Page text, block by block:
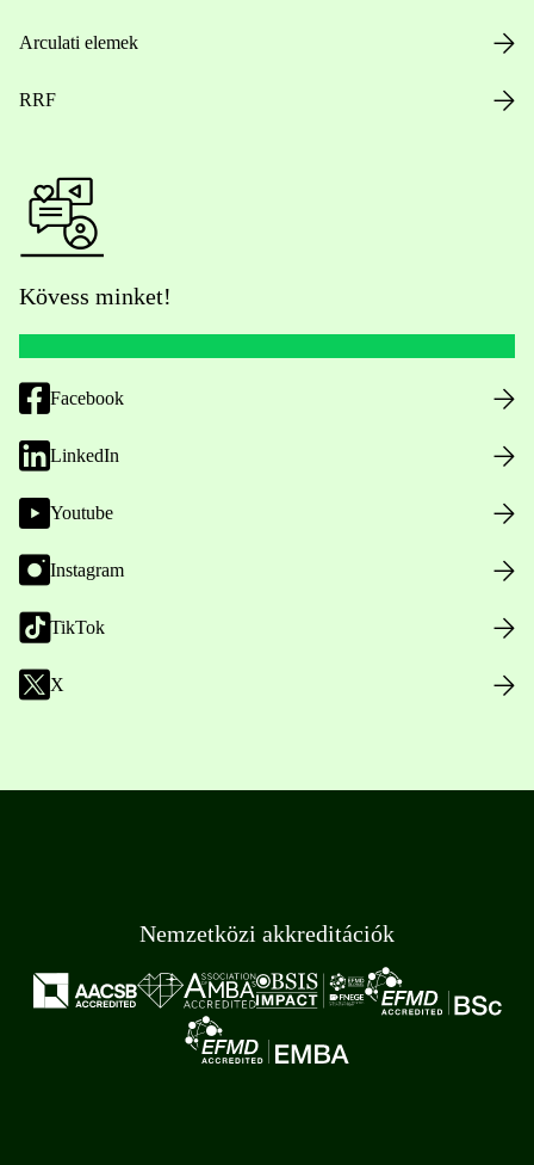
Arculati elemek
RRF
Kövess minket!
Facebook
LinkedIn
Youtube
Instagram
TikTok
X
Nemzetközi akkreditációk